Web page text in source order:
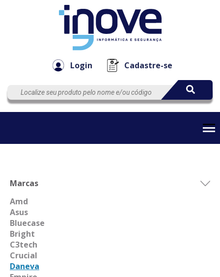
Login Cadastre-se
EmpresaAutomação
Marcas
Amd
Asus
Bluecase
Bright
C3tech
Crucial
Daneva